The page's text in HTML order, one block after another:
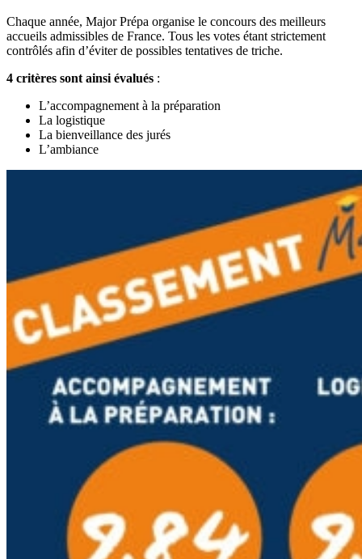
Chaque année, Major Prépa organise le concours des meilleurs
accueils admissibles de France. Tous les votes étant strictement
contrôlés afin d’éviter de possibles tentatives de triche.
4 critères sont ainsi évalués :
L’accompagnement à la préparation
La logistique
La bienveillance des jurés
L’ambiance